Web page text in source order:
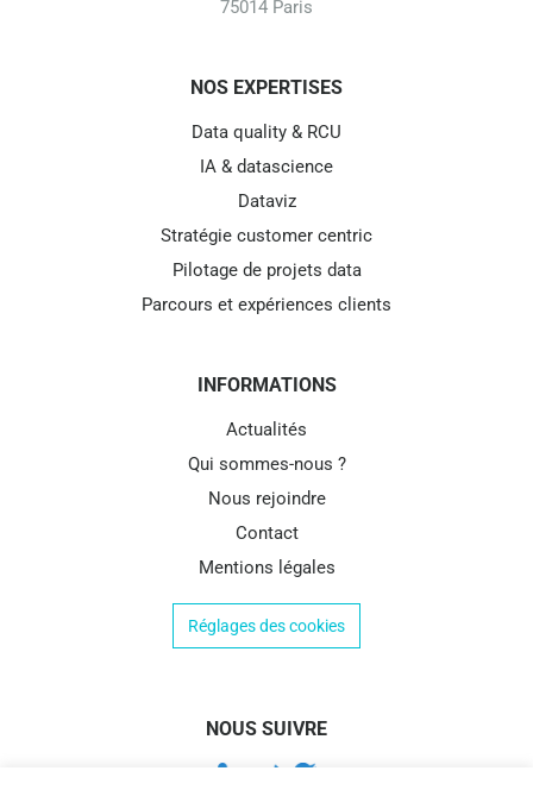
75014 Paris
NOS EXPERTISES
Data quality & RCU
IA & datascience
Dataviz
Stratégie customer centric
Pilotage de projets data
Parcours et expériences clients
INFORMATIONS
Actualités
Qui sommes-nous ?
Nous rejoindre
Contact
Mentions légales
Réglages des cookies
NOUS SUIVRE